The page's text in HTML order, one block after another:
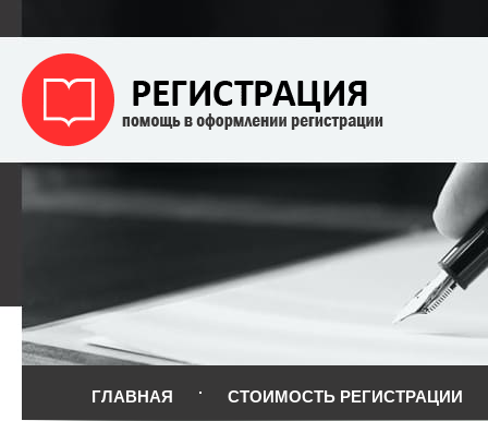
ГЛАВНАЯ СТОИМОСТЬ РЕГИСТРАЦИИ